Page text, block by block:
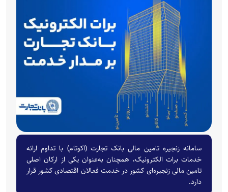
سامانه زنجیره تامین مالی بانک تجارت (اکوتام) با تداوم ارائه
خدمات برات الکترونیک، همچنان به‌عنوان یکی از ارکان اصلی
تامین مالی زنجیره‌ای کشور در خدمت فعالان اقتصادی کشور قرار
دارد.